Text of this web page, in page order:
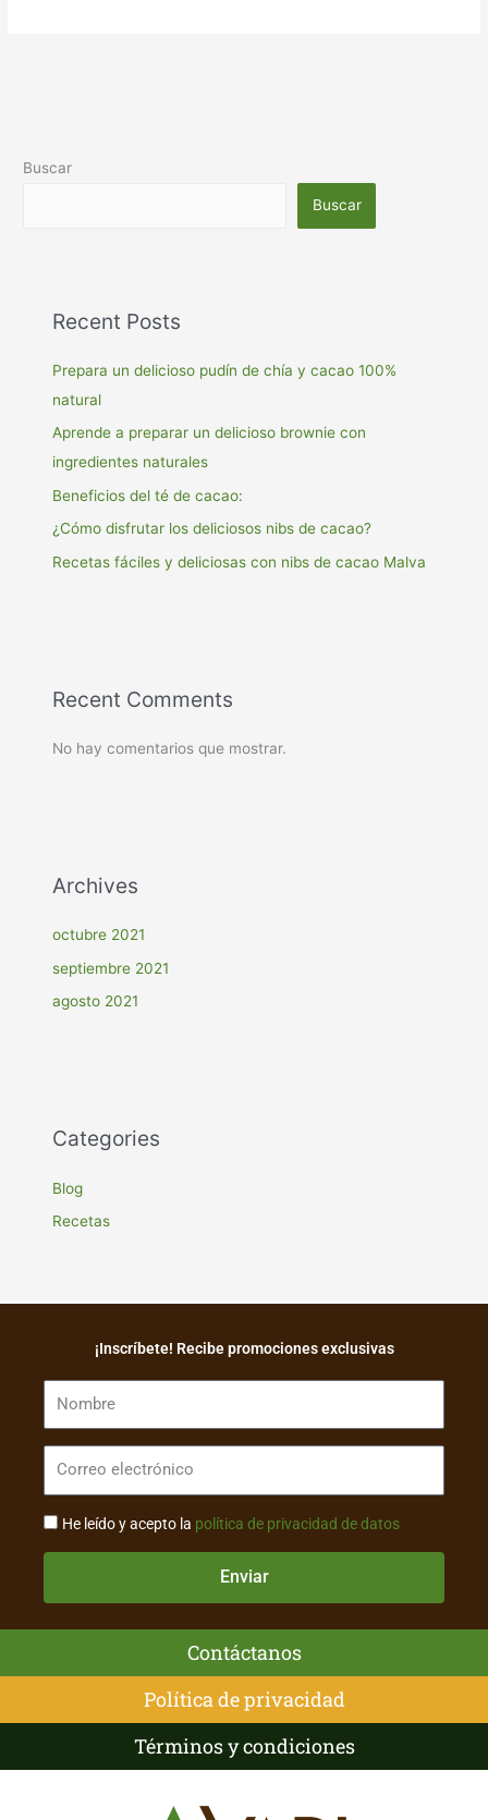
Buscar
Buscar
Recent Posts
Prepara un delicioso pudín de chía y cacao 100%
natural
Aprende a preparar un delicioso brownie con
ingredientes naturales
Beneficios del té de cacao:
¿Cómo disfrutar los deliciosos nibs de cacao?
Recetas fáciles y deliciosas con nibs de cacao Malva
Recent Comments
No hay comentarios que mostrar.
Archives
octubre 2021
septiembre 2021
agosto 2021
Categories
Blog
Recetas
¡Inscríbete! Recibe promociones exclusivas
He leído y acepto la política de privacidad de datos
Enviar
Contáctanos
Política de privacidad
Términos y condiciones